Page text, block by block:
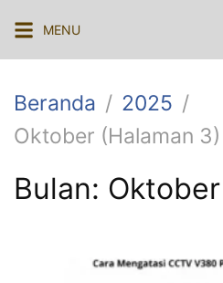
ke
konten
MENU
Beranda
2025
Oktober (Halaman 3)
Bulan: